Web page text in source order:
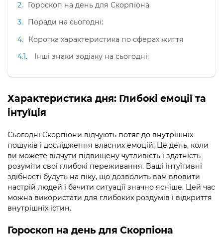
Гороскоп на день для Скорпіона
Поради на сьогодні:
Коротка характеристика по сферах життя
Інші знаки зодіаку на сьогодні:
Характеристика дня: Глибокі емоції та
інтуїція
Сьогодні Скорпіони відчують потяг до внутрішніх
пошуків і дослідження власних емоцій. Це день, коли
ви можете відчути підвищену чутливість і здатність
розуміти свої глибокі переживання. Ваші інтуїтивні
здібності будуть на піку, що дозволить вам вловити
настрій людей і бачити ситуації значно ясніше. Цей час
можна використати для глибоких роздумів і відкриття
внутрішніх істин.
Гороскоп на день для Скорпіона